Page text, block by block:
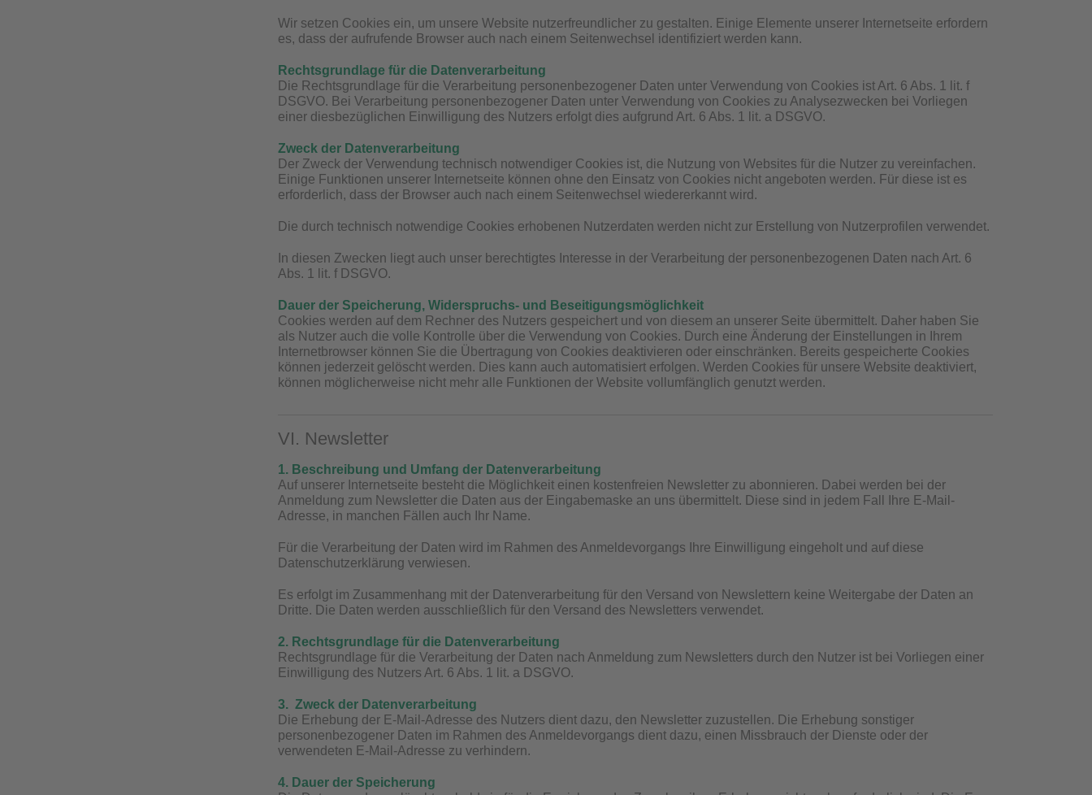
Wir setzen Cookies ein, um unsere Website nutzerfreundlicher zu gestalten. Einige Elemente unserer Internetseite erfordern
es, dass der aufrufende Browser auch nach einem Seitenwechsel identifiziert werden kann.
Rechtsgrundlage für die Datenverarbeitung
Die Rechtsgrundlage für die Verarbeitung personenbezogener Daten unter Verwendung von Cookies ist Art. 6 Abs. 1 lit. f
DSGVO. Bei Verarbeitung personenbezogener Daten unter Verwendung von Cookies zu Analysezwecken bei Vorliegen
einer diesbezüglichen Einwilligung des Nutzers erfolgt dies aufgrund Art. 6 Abs. 1 lit. a DSGVO.
Zweck der Datenverarbeitung
Der Zweck der Verwendung technisch notwendiger Cookies ist, die Nutzung von Websites für die Nutzer zu vereinfachen.
Einige Funktionen unserer Internetseite können ohne den Einsatz von Cookies nicht angeboten werden. Für diese ist es
erforderlich, dass der Browser auch nach einem Seitenwechsel wiedererkannt wird.
Die durch technisch notwendige Cookies erhobenen Nutzerdaten werden nicht zur Erstellung von Nutzerprofilen verwendet.
In diesen Zwecken liegt auch unser berechtigtes Interesse in der Verarbeitung der personenbezogenen Daten nach Art. 6
Abs. 1 lit. f DSGVO.
Dauer der Speicherung, Widerspruchs- und Beseitigungsmöglichkeit
Cookies werden auf dem Rechner des Nutzers gespeichert und von diesem an unserer Seite übermittelt. Daher haben Sie
als Nutzer auch die volle Kontrolle über die Verwendung von Cookies. Durch eine Änderung der Einstellungen in Ihrem
Internetbrowser können Sie die Übertragung von Cookies deaktivieren oder einschränken. Bereits gespeicherte Cookies
können jederzeit gelöscht werden. Dies kann auch automatisiert erfolgen. Werden Cookies für unsere Website deaktiviert,
können möglicherweise nicht mehr alle Funktionen der Website vollumfänglich genutzt werden.
VI. Newsletter
1. Beschreibung und Umfang der Datenverarbeitung
Auf unserer Internetseite besteht die Möglichkeit einen kostenfreien Newsletter zu abonnieren. Dabei werden bei der
Anmeldung zum Newsletter die Daten aus der Eingabemaske an uns übermittelt. Diese sind in jedem Fall Ihre E-Mail-
Adresse, in manchen Fällen auch Ihr Name.
Für die Verarbeitung der Daten wird im Rahmen des Anmeldevorgangs Ihre Einwilligung eingeholt und auf diese
Datenschutzerklärung verwiesen.
Es erfolgt im Zusammenhang mit der Datenverarbeitung für den Versand von Newslettern keine Weitergabe der Daten an
Dritte. Die Daten werden ausschließlich für den Versand des Newsletters verwendet.
2. Rechtsgrundlage für die Datenverarbeitung
Rechtsgrundlage für die Verarbeitung der Daten nach Anmeldung zum Newsletters durch den Nutzer ist bei Vorliegen einer
Einwilligung des Nutzers Art. 6 Abs. 1 lit. a DSGVO.
3. Zweck der Datenverarbeitung
Die Erhebung der E-Mail-Adresse des Nutzers dient dazu, den Newsletter zuzustellen. Die Erhebung sonstiger
personenbezogener Daten im Rahmen des Anmeldevorgangs dient dazu, einen Missbrauch der Dienste oder der
verwendeten E-Mail-Adresse zu verhindern.
4. Dauer der Speicherung